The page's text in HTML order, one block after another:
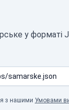
у
з нашими Умовами